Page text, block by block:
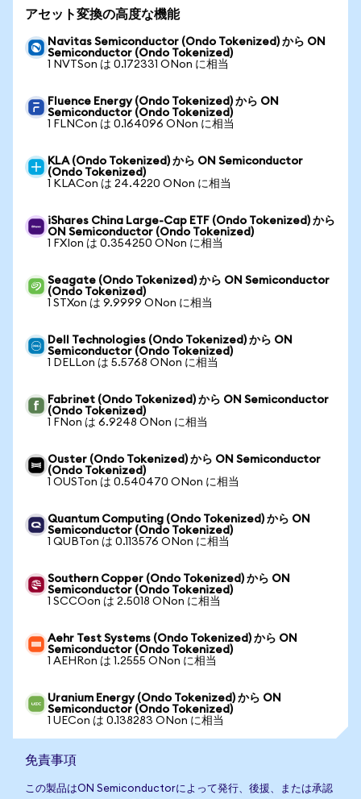
アセット変換の高度な機能
Navitas Semiconductor (Ondo Tokenized) から ON
Semiconductor (Ondo Tokenized)
1 NVTSon は 0.172331 ONon に相当
Fluence Energy (Ondo Tokenized) から ON
Semiconductor (Ondo Tokenized)
1 FLNCon は 0.164096 ONon に相当
KLA (Ondo Tokenized) から ON Semiconductor
(Ondo Tokenized)
1 KLACon は 24.4220 ONon に相当
iShares China Large-Cap ETF (Ondo Tokenized) から
ON Semiconductor (Ondo Tokenized)
1 FXIon は 0.354250 ONon に相当
Seagate (Ondo Tokenized) から ON Semiconductor
(Ondo Tokenized)
1 STXon は 9.9999 ONon に相当
Dell Technologies (Ondo Tokenized) から ON
Semiconductor (Ondo Tokenized)
1 DELLon は 5.5768 ONon に相当
Fabrinet (Ondo Tokenized) から ON Semiconductor
(Ondo Tokenized)
1 FNon は 6.9248 ONon に相当
Ouster (Ondo Tokenized) から ON Semiconductor
(Ondo Tokenized)
1 OUSTon は 0.540470 ONon に相当
Quantum Computing (Ondo Tokenized) から ON
Semiconductor (Ondo Tokenized)
1 QUBTon は 0.113576 ONon に相当
Southern Copper (Ondo Tokenized) から ON
Semiconductor (Ondo Tokenized)
1 SCCOon は 2.5018 ONon に相当
Aehr Test Systems (Ondo Tokenized) から ON
Semiconductor (Ondo Tokenized)
1 AEHRon は 1.2555 ONon に相当
Uranium Energy (Ondo Tokenized) から ON
Semiconductor (Ondo Tokenized)
1 UECon は 0.138283 ONon に相当
免責事項
この製品はON Semiconductorによって発行、後援、または承認